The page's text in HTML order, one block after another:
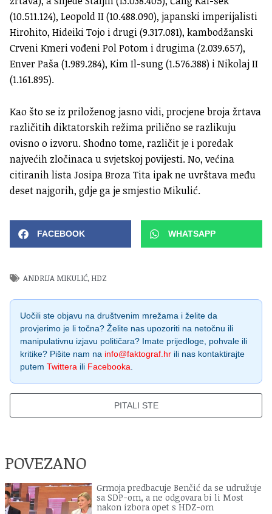
(10.511.124), Leopold II (10.488.090), japanski imperijalisti
Hirohito, Hideiki Tojo i drugi (9.317.081), kambodžanski
Crveni Kmeri vođeni Pol Potom i drugima (2.039.657),
Enver Paša (1.989.284), Kim Il-sung (1.576.388) i Nikolaj II
(1.161.895).
Kao što se iz priloženog jasno vidi, procjene broja žrtava
različitih diktatorskih režima prilično se razlikuju
ovisno o izvoru. Shodno tome, različit je i poredak
najvećih zločinaca u svjetskoj povijesti. No, većina
citiranih lista Josipa Broza Tita ipak ne uvrštava među
deset najgorih, gdje ga je smjestio Mikulić.
FACEBOOK WHATSAPP
ANDRIJA MIKULIĆ, HDZ
Uočili ste objavu na društvenim mrežama i želite da
provjerimo je li točna? Želite nas upozoriti na netočnu ili
manipulativnu izjavu političara? Imate prijedloge, pohvale ili
kritike? Pišite nam na info@faktograf.hr ili nas kontaktirajte
putem Twittera ili Facebooka.
PITALI STE
POVEZANO
Grmoja predbacuje Benčić da se udružuje
sa SDP-om, a ne odgovara bi li Most
nakon izbora opet s HDZ-om